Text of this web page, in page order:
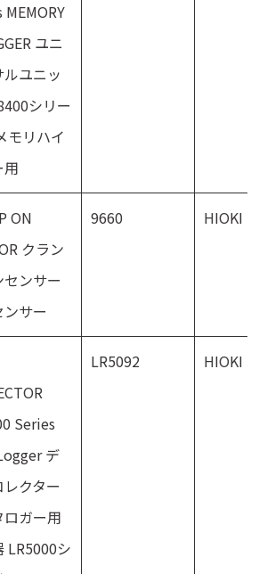
MEMORY
ユニ
ユニッ
シリー
モリハイ
用
ON
クラン
センサー
サー
9660 HIOKI
Series
デ
クター
ロガー用
LR5000シ
LR5092 HIOKI